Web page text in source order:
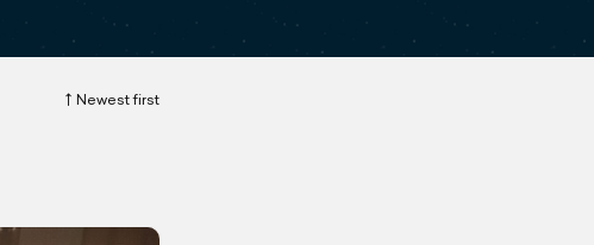
Newest first